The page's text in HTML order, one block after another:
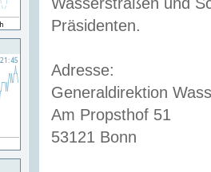
Präsidenten.
Adresse:
Generaldirektion
Am Propsthof 51
53121 Bonn